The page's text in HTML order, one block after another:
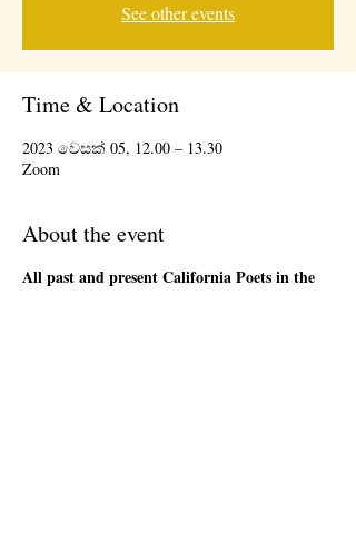
See other events
Time & Location
2023 වෙසක් 05, 12.00 – 13.30
Zoom
About the event
All past and present California Poets in the